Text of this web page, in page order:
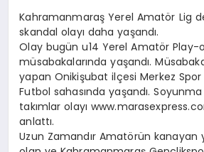
Kahramanmaraş Yerel Amatör Lig
skandal olayı daha yaşandı.
Olay bugün u14 Yerel Amatör Play-
müsabakalarında yaşandı.
yapan Onikişubat ilçesi Merkez Spor
Futbol sahasında yaşandı.
takımlar olayı
anlattı.
Uzun Zamandır Amatörün kanayan